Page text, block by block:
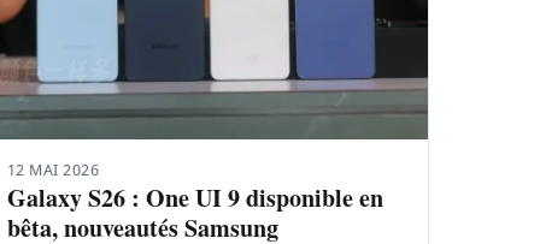
12 MAI 2026
Galaxy S26 : One UI 9 disponible en
bêta, nouveautés Samsung